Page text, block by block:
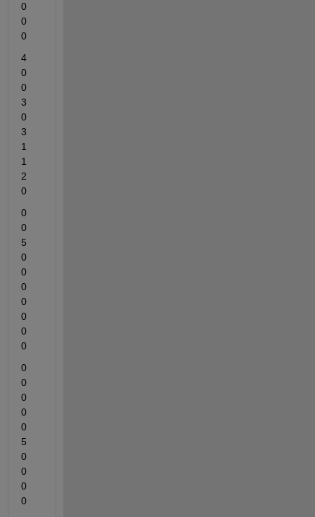
0
0
0
4
0
0
3
0
3
1
1
2
0
0
0
5
0
0
0
0
0
0
0
0
0
0
0
0
5
0
0
0
0